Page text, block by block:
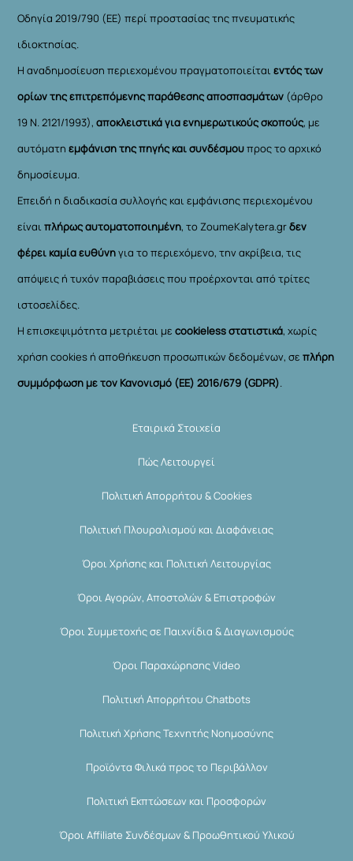
Οδηγία 2019/790 (ΕΕ) περί προστασίας της πνευματικής
ιδιοκτησίας.
Η αναδημοσίευση περιεχομένου πραγματοποιείταιεντός των
ορίων της επιτρεπόμενης παράθεσης αποσπασμάτων (άρθρο
19 Ν. 2121/1993), αποκλειστικά για ενημερωτικούς σκοπούς, με
αυτόματηεμφάνιση της πηγής και συνδέσμουπρος το αρχικό
δημοσίευμα.
Επειδή η διαδικασία συλλογής και εμφάνισης περιεχομένου
είναιπλήρως αυτοματοποιημένη, το ZoumeKalytera.grδεν
φέρει καμία ευθύνηγια το περιεχόμενο, την ακρίβεια, τις
απόψεις ή τυχόν παραβιάσεις που προέρχονται από τρίτες
ιστοσελίδες.
Η επισκεψιμότητα μετριέται μεcookieless στατιστικά, χωρίς
χρήση cookies ή αποθήκευση προσωπικών δεδομένων, σεπλήρη
συμμόρφωση με τον Κανονισμό (ΕΕ) 2016/679 (GDPR).
Εταιρικά Στοιχεία
Πώς Λειτουργεί
Πολιτική Απορρήτου & Cookies
Πολιτική Πλουραλισμού και Διαφάνειας
Όροι Χρήσης και Πολιτική Λειτουργίας
Όροι Αγορών, Αποστολών & Επιστροφών
Όροι Συμμετοχής σε Παιχνίδια & Διαγωνισμούς
Όροι Παραχώρησης Video
Πολιτική Απορρήτου Chatbots
Πολιτική Χρήσης Τεχνητής Νοημοσύνης
Προϊόντα Φιλικά προς το Περιβάλλον
Πολιτική Εκπτώσεων και Προσφορών
Όροι Affiliate Συνδέσμων & Προωθητικού Υλικού